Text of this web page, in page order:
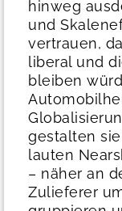
hinweg
und
vertrauen,
liberal und
bleiben
gestalten
lauten
– näher an
Zulieferer